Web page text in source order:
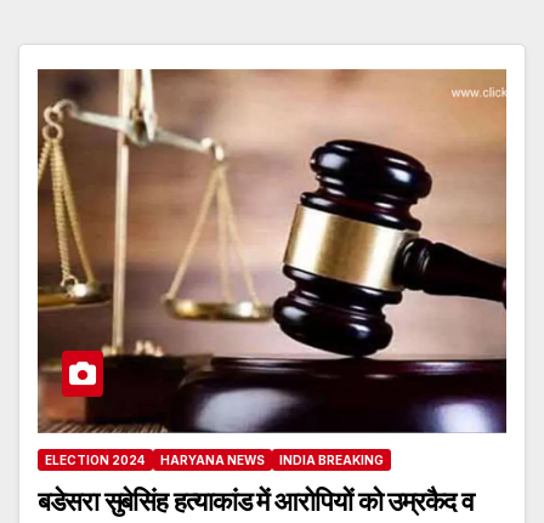
ELECTION 2024 HARYANA NEWS INDIA BREAKING
बडेसरा सुबेसिंह हत्याकांड में आरोपियों को उम्रकैद व